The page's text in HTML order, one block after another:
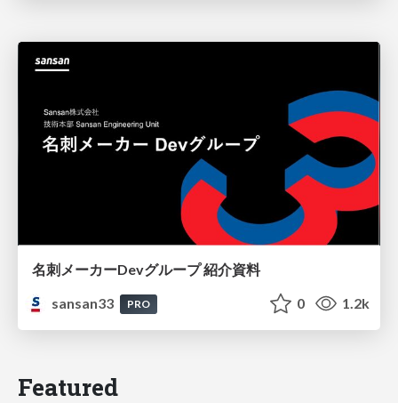
名刺メーカーDevグループ 紹介資料
sansan33
PRO 0 1.2k
Featured